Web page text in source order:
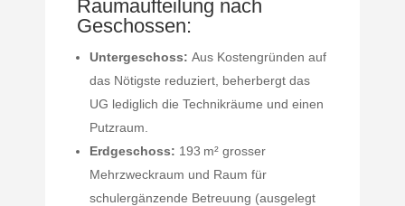
Raumaufteilung nach
Geschossen:
Untergeschoss: Aus Kostengründen auf
das Nötigste reduziert, beherbergt das
UG lediglich die Technikräume und einen
Putzraum.
Erdgeschoss: 193 m² grosser
Mehrzweckraum und Raum für
schulergänzende Betreuung (ausgelegt